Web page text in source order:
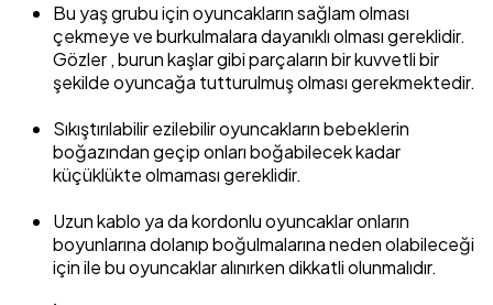
Bu yaş grubu için oyuncakların sağlam olması
çekmeye ve burkulmalara dayanıklı olması gereklidir.
Gözler , burun kaşlar gibi parçaların bir kuvvetli bir
şekilde oyuncağa tutturulmuş olması gerekmektedir.
Sıkıştırılabilir ezilebilir oyuncakların bebeklerin
boğazından geçip onları boğabilecek kadar
küçüklükte olmaması gereklidir.
Uzun kablo ya da kordonlu oyuncaklar onların
boyunlarına dolanıp boğulmalarına neden olabileceği
için ile bu oyuncaklar alınırken dikkatli olunmalıdır.